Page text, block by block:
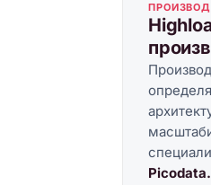
Picodata.